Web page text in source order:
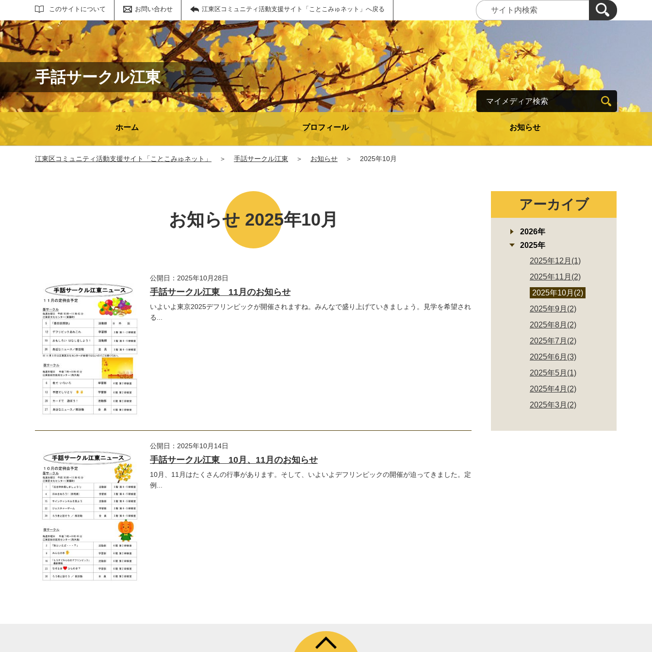
このサイトについて お問い合わせ 江東区コミュニティ活動支援サイト「ことこみゅネット」へ戻る
サイト内検索
手話サークル江東
ホーム プロフィール お知らせ
マイメディア検索
江東区コミュニティ活動支援サイト「ことこみゅネット」 ＞ 手話サークル江東 ＞ お知らせ ＞ 2025年10月
お知らせ 2025年10月
公開日：2025年10月28日
手話サークル江東 11月のお知らせ
いよいよ東京2025デフリンピックが開催されますね。みんなで盛り上げていきましょう。見学を希望され
る...
公開日：2025年10月14日
手話サークル江東 10月、11月のお知らせ
10月、11月はたくさんの行事があります。そして、いよいよデフリンピックの開催が迫ってきました。定
例...
アーカイブ
2026年
2025年
2025年12月(1)
2025年11月(2)
2025年10月(2)
2025年9月(2)
2025年8月(2)
2025年7月(2)
2025年6月(3)
2025年5月(1)
2025年4月(2)
2025年3月(2)